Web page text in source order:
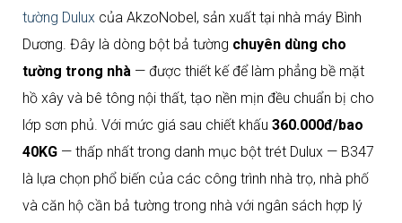
tường Dulux của AkzoNobel, sản xuất tại nhà máy Bình
Dương. Đây là dòng bột bả tường chuyên dùng cho
tường trong nhà — được thiết kế để làm phẳng bề mặt
hồ xây và bê tông nội thất, tạo nền mịn đều chuẩn bị cho
lớp sơn phủ. Với mức giá sau chiết khấu 360.000đ/bao
40KG — thấp nhất trong danh mục bột trét Dulux — B347
là lựa chọn phổ biến của các công trình nhà trọ, nhà phố
và căn hộ cần bả tường trong nhà với ngân sách hợp lý